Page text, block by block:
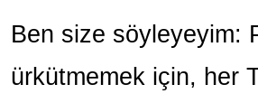
Ben size söyleyeyim:
ürkütmemek için, her